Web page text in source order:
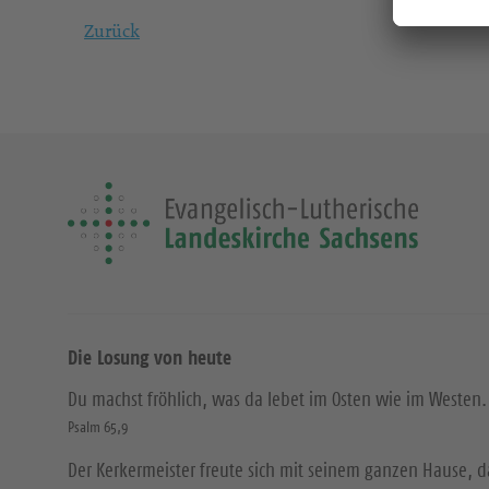
Zurück
Die Losung von heute
Du machst fröhlich, was da lebet im Osten wie im Westen.
Psalm 65,9
Der Kerkermeister freute sich mit seinem ganzen Hause,